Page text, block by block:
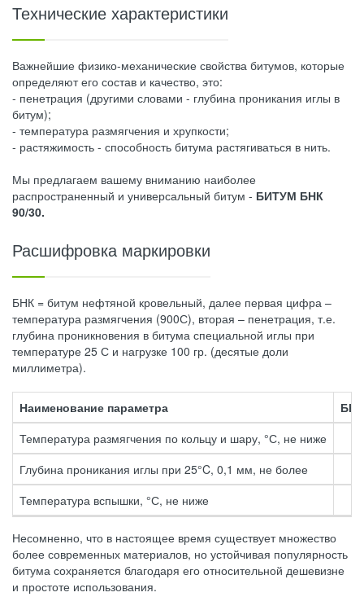
Технические характеристики
Важнейшие физико-механические свойства битумов, которые
определяют его состав и качество, это:
- пенетрация (другими словами - глубина проникания иглы в
битум);
- температура размягчения и хрупкости;
- растяжимость - способность битума растягиваться в нить.
Мы предлагаем вашему вниманию наиболее
распространенный и универсальный битум - БИТУМ БНК
90/30.
Расшифровка маркировки
БНК = битум нефтяной кровельный, далее первая цифра –
температура размягчения (900С), вторая – пенетрация, т.е.
глубина проникновения в битума специальной иглы при
температуре 25 С и нагрузке 100 гр. (десятые доли
миллиметра).
Наименование параметра
Температура размягчения по кольцу и шару, °С, не ниже
Глубина проникания иглы при 25°C, 0,1 мм, не более
Температура вспышки, °С, не ниже
Несомненно, что в настоящее время существует множество
более современных материалов, но устойчивая популярность
битума сохраняется благодаря его относительной дешевизне
и простоте использования.